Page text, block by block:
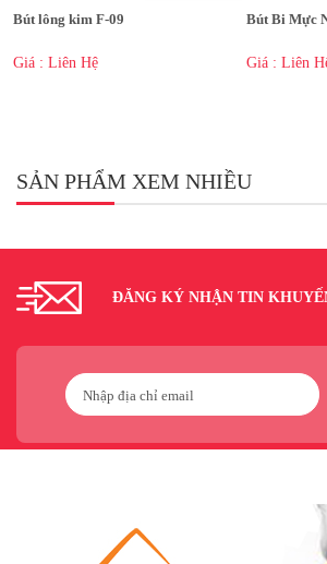
Bút lông kim F-09
Giá : Liên Hệ
Bút Bi Mực
Giá : Liên
SẢN PHẨM XEM NHIỀU
ĐĂNG KÝ NHẬN TIN